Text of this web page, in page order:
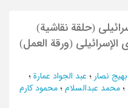
(حلقة نقاشیة)
الإسرائیلی (ورقة العمل)
بهیج نصار ؛ عبد الجواد عمارة ؛
؛ محمد عبدالسلام ؛ محمود کارم